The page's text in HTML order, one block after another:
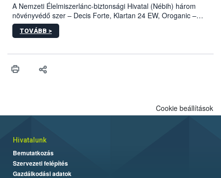
A Nemzeti Élelmiszerlánc-biztonsági Hivatal (Nébih) három
növényvédő szer – Decis Forte, Klartan 24 EW, Oroganic –
engedélyokiratát módosította, így azok a szüretet követően,
egészen a vesszőérettség (BBCH 91) stádiumáig
érésű szőlőkben is legyen lehetőség a károsító elleni további
felhasználók számára is elérhető és ökológiai termesztésben is
TOVÁBB >
Cookie beállítások
Hivatalunk
Bemutatkozás
Szervezeti felépítés
Gazdálkodási adatok